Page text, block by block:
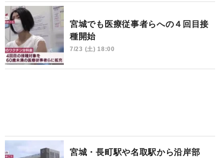
宮城でも医療従事者らへの４回目接
種開始
7/23 (土) 18:00
宮城・長町駅や名取駅から沿岸部